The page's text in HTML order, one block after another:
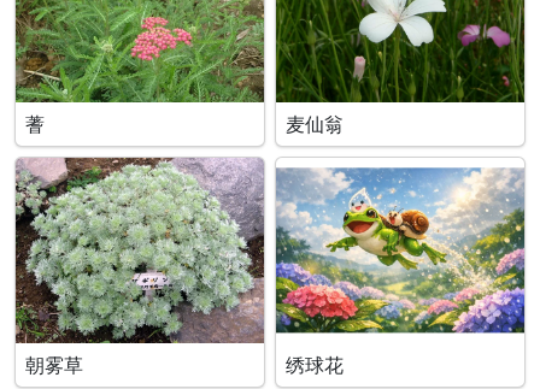
蓍 麦仙翁
朝雾草 绣球花